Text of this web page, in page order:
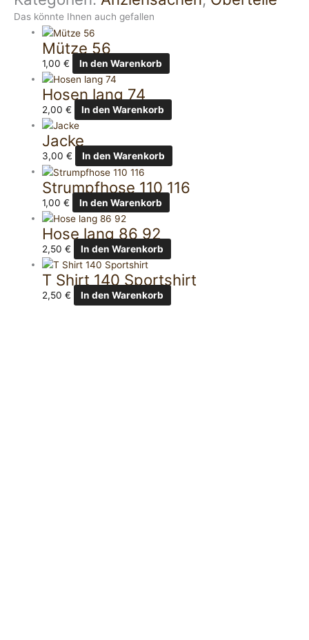
Das könnte Ihnen auch gefallen
Mütze 56
1,00€ In den Warenkorb
Hosen lang 74
2,00€ In den Warenkorb
Jacke
3,00€ In den Warenkorb
Strumpfhose 110 116
1,00€ In den Warenkorb
Hose lang 86 92
2,50€ In den Warenkorb
T Shirt 140 Sportshirt
2,50€ In den Warenkorb